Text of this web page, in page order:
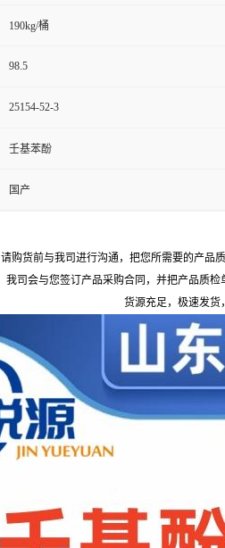
190kg/桶
98.5
25154-52-3
壬基苯酚
国产
请购货前与我司进行沟通，把您所需要的产品
我司会与您签订产品采购合同，并把产品质检
货源充足，极速发货